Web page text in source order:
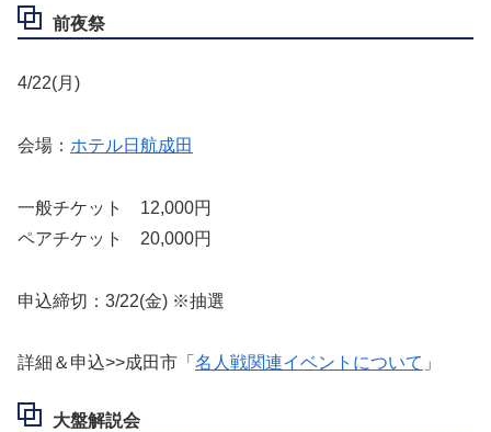
前夜祭
4/22(月)
会場： ホテル日航成田
一般チケット 12,000円
ペアチケット 20,000円
申込締切：3/22(金) ※抽選
詳細＆申込>>成田市「 名人戦関連イベントについて 」
大盤解説会